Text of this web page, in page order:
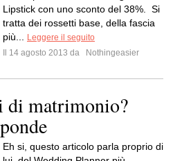
Lipstick con uno sconto del 38%. Si
tratta dei rossetti base, della fascia
più...
Leggere il seguito
Il 14 agosto 2013 da
Nothingeasier
matrimonio?
Eh si, questo articolo parla proprio di